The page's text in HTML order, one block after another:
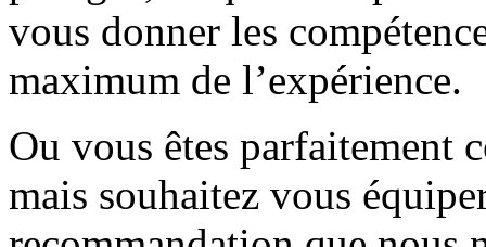
vous donner les
maximum de l’expérience.
Ou vous êtes parfaitement
mais souhaitez vous